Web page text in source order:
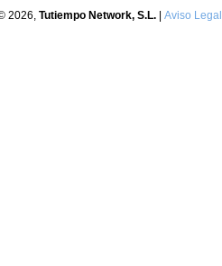
2026, Tutiempo Network, S.L. Aviso Legal